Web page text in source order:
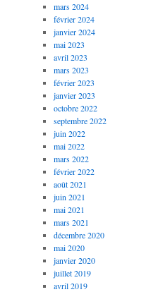
mars 2024
février 2024
janvier 2024
mai 2023
avril 2023
mars 2023
février 2023
janvier 2023
octobre 2022
septembre 2022
juin 2022
mai 2022
mars 2022
février 2022
août 2021
juin 2021
mai 2021
mars 2021
décembre 2020
mai 2020
janvier 2020
juillet 2019
avril 2019